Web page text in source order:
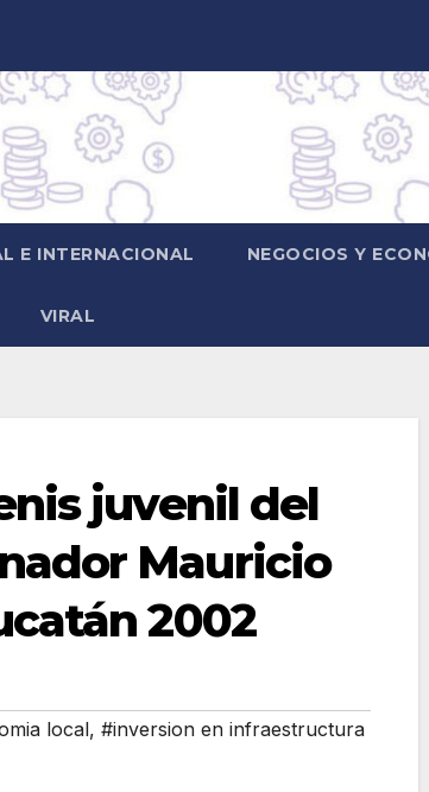
E INTERNACIONAL NEGOCIOS Y
VIRAL
juvenil del
Mauricio
2002
local, #inversion en infraestructura